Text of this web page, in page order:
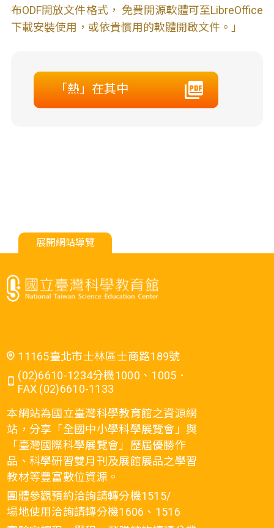
布ODF開放文件格式， 免費開源軟體可至LibreOffice
下載安裝使用，或依貴慣用的軟體開啟文件。」
「熱」在其中
展開網站導覽
11165臺北市士林區士商路189號
(02)6610-1234分機1000、1005．
FAX (02)6610-1133
本網站為國立臺灣科學教育館之資源網
站，分享「全國中小學科學展覽會」與
「臺灣國際科學展覽會」歷屆優勝作
品、科學研習雙月刊及展館展品之學習
教材等豐富數位資源。
團體參觀預約洽詢請轉分機1515/
場地使用洽詢請轉分機1606、1516